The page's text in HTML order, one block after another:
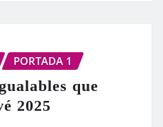
PORTADA 1
que
2025